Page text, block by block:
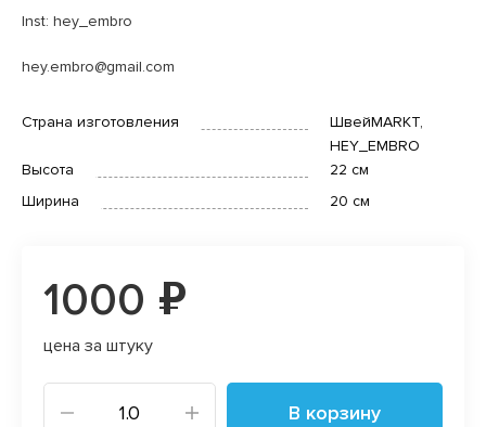
Inst: hey_embro
hey.embro@gmail.com
Страна изготовления
ШвейMARKT,
HEY_EMBRO
Высота
22 см
Ширина
20 см
1000 ₽
цена за штуку
В корзину